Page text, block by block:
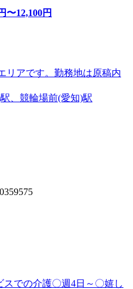
〜12,100円
リアです。勤務地は原稿内
、競輪場前(愛知)駅
スでの介護〇週4日～〇嬉し